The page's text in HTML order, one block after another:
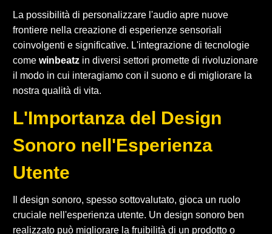
La possibilità di personalizzare l'audio apre nuove
frontiere nella creazione di esperienze sensoriali
coinvolgenti e significative. L'integrazione di tecnologie
come winbeatz in diversi settori promette di rivoluzionare
il modo in cui interagiamo con il suono e di migliorare la
nostra qualità di vita.
L'Importanza del Design
Sonoro nell'Esperienza
Utente
Il design sonoro, spesso sottovalutato, gioca un ruolo
cruciale nell'esperienza utente. Un design sonoro ben
realizzato può migliorare la fruibilità di un prodotto o